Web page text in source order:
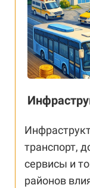
транспорт,
сервисы и
районов